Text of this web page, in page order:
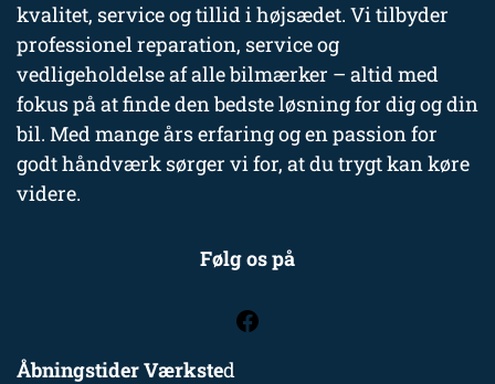
kvalitet, service og tillid i højsædet. Vi tilbyder
professionel reparation, service og
vedligeholdelse af alle bilmærker – altid med
fokus på at finde den bedste løsning for dig og din
bil. Med mange års erfaring og en passion for
godt håndværk sørger vi for, at du trygt kan køre
videre.
Følg os på
Åbningstider Værksted